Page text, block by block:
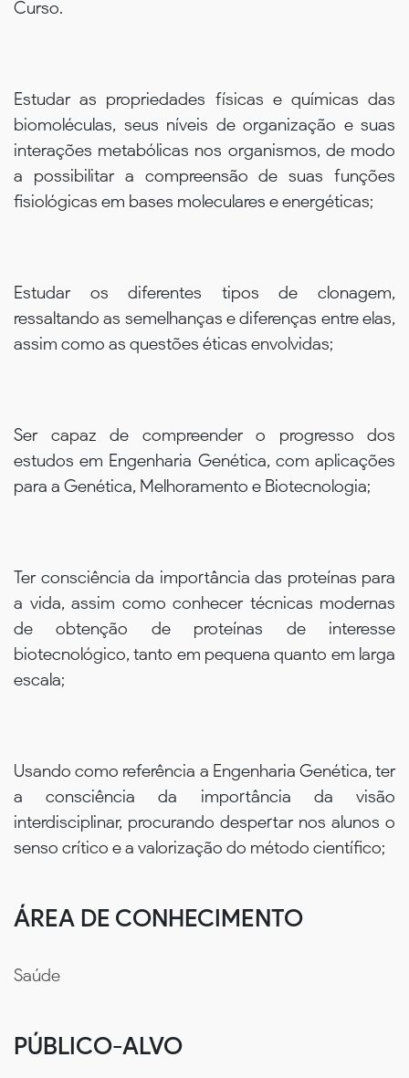
Curso.
Estudar as propriedades físicas e químicas das
biomoléculas, seus níveis de organização e suas
interações metabólicas nos organismos, de modo
a possibilitar a compreensão de suas funções
fisiológicas em bases moleculares e energéticas;
Estudar os diferentes tipos de clonagem,
ressaltando as semelhanças e diferenças entre elas,
assim como as questões éticas envolvidas;
Ser capaz de compreender o progresso dos
estudos em Engenharia Genética, com aplicações
para a Genética, Melhoramento e Biotecnologia;
Ter consciência da importância das proteínas para
a vida, assim como conhecer técnicas modernas
de obtenção de proteínas de interesse
biotecnológico, tanto em pequena quanto em larga
escala;
Usando como referência a Engenharia Genética, ter
a consciência da importância da visão
interdisciplinar, procurando despertar nos alunos o
senso crítico e a valorização do método científico;
ÁREA DE CONHECIMENTO
Saúde
PÚBLICO-ALVO